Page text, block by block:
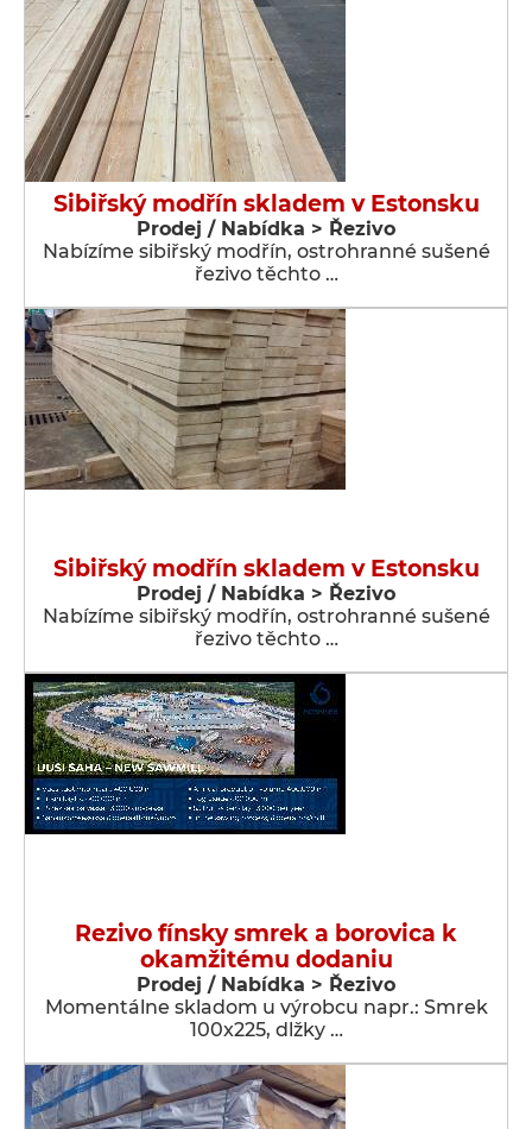
Sibiřský modřín skladem v Estonsku
Prodej / Nabídka > Řezivo
Nabízíme sibiřský modřín, ostrohranné sušené
řezivo těchto …
Sibiřský modřín skladem v Estonsku
Prodej / Nabídka > Řezivo
Nabízíme sibiřský modřín, ostrohranné sušené
řezivo těchto …
Rezivo fínsky smrek a borovica k
okamžitému dodaniu
Prodej / Nabídka > Řezivo
Momentálne skladom u výrobcu napr.: Smrek
100x225, dlžky …